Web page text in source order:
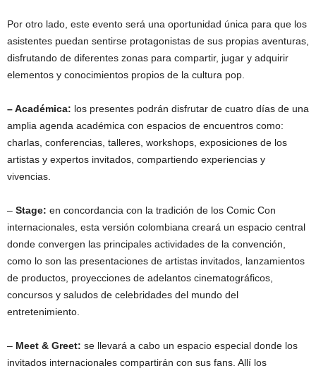
Por otro lado, este evento será una oportunidad única para que los
asistentes puedan sentirse protagonistas de sus propias aventuras,
disfrutando de diferentes zonas para compartir, jugar y adquirir
elementos y conocimientos propios de la cultura pop.
– Académica: los presentes podrán disfrutar de cuatro días de una
amplia agenda académica con espacios de encuentros como:
charlas, conferencias, talleres, workshops, exposiciones de los
artistas y expertos invitados, compartiendo experiencias y
vivencias.
– Stage: en concordancia con la tradición de los Comic Con
internacionales, esta versión colombiana creará un espacio central
donde convergen las principales actividades de la convención,
como lo son las presentaciones de artistas invitados, lanzamientos
de productos, proyecciones de adelantos cinematográficos,
concursos y saludos de celebridades del mundo del
entretenimiento.
– Meet & Greet: se llevará a cabo un espacio especial donde los
invitados internacionales compartirán con sus fans. Allí los